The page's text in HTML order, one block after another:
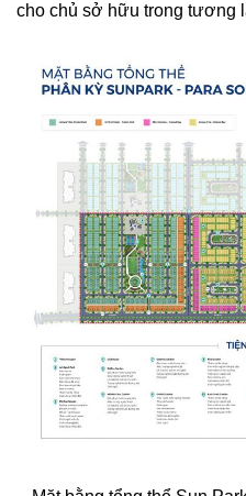
cho chủ sở hữu trong tương